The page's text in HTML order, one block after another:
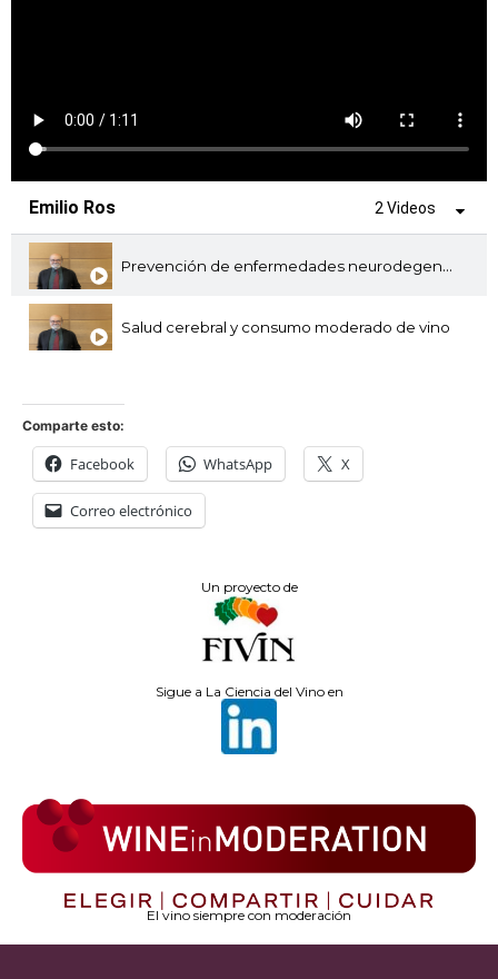
Emilio Ros 2 Videos
Prevención de enfermedades neurodegenerativas
Salud cerebral y consumo moderado de vino
Comparte esto:
Facebook WhatsApp X
Correo electrónico
Un proyecto de
Sigue a La Ciencia del Vino en
El vino siempre con moderación